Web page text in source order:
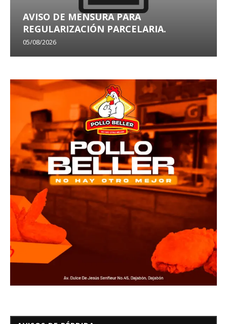
AVISO DE MENSURA PARA
REGULARIZACIÓN PARCELARIA.
05/08/2026